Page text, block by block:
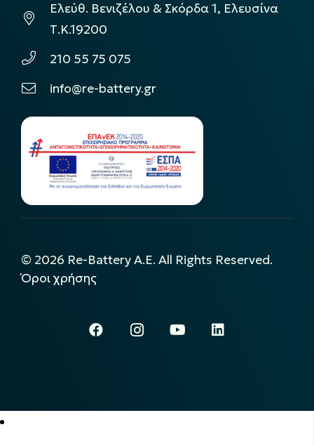
Ελεύθ. Βενιζέλου & Σκόρδα 1, Ελευσίνα
Τ.Κ.19200
210 55 75 075
info@re-battery.gr
© 2026 Re-Battery A.E. All Rights Reserved.
Όροι χρήσης